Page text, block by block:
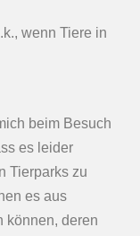
wenn Tiere in
beim Besuch
es leider
Tierparks zu
es aus
können, deren